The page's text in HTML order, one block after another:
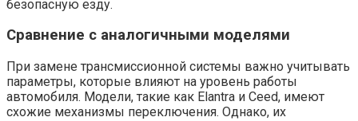
безопасную езду.
Сравнение с аналогичными моделями
При замене трансмиссионной системы важно учитывать
параметры, которые влияют на уровень работы
автомобиля. Модели, такие как Elantra и Ceed, имеют
схожие механизмы переключения. Однако, их